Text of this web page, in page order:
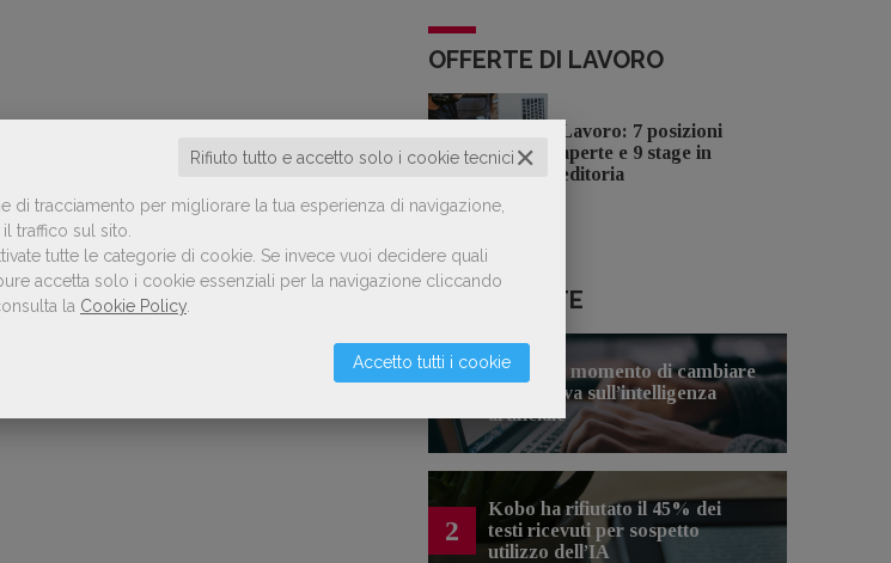
✕
Rifiuto tutto e accetto solo i cookie tecnici
di tracciamento per migliorare la tua esperienza di navigazione,
traffico sul sito.
tutte le categorie di cookie. Se invece vuoi decidere quali
accetta solo i cookie essenziali per la navigazione cliccando
la Cookie Policy
Accetto tutti i cookie
OFFERTE DI LAVORO
Lavoro: 7 posizioni
aperte e 9 stage in
editoria
LE PIÙ LETTE
1
Forse è il momento di cambiare
prospettiva sull’intelligenza
artificiale
2
Kobo ha rifiutato il 45% dei
testi ricevuti per sospetto
utilizzo dell’IA